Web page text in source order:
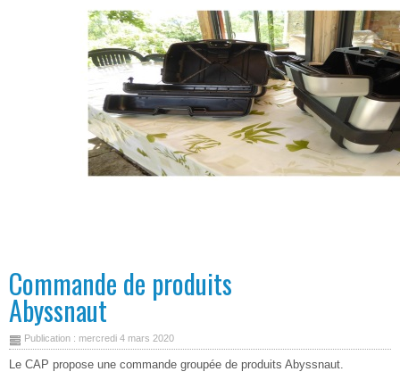
Commande de produits
Abyssnaut
Publication : mercredi 4 mars 2020
Le CAP propose une commande groupée de produits Abyssnaut.